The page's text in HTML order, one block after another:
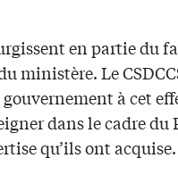
en partie du
ministère. Le
à cet
dans le cadre du
qu’ils ont acquise.